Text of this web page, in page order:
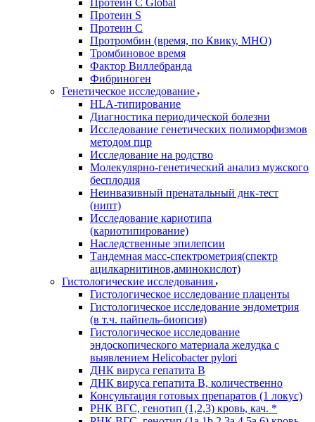
Протеин C Global
Протеин S
Протеин С
Протромбин (время, по Квику, МНО)
Тромбиновое время
Фактор Виллебранда
Фибриноген
Генетическое исследование
HLA-типирование
Диагностика периодической болезни
Исследование генетических полиморфизмов
методом пцр
Исследование на родство
Молекулярно-генетический анализ мужского
бесплодия
Неинвазивный пренатальный днк-тест
(нипт)
Исследование кариотипа
(кариотипирование)
Наследственные эпилепсии
Тандемная масс-спектрометрия(спектр
ацилкарнитинов,аминокислот)
Гистологические исследования
Гистологическое исследование плаценты
Гистологическое исследование эндометрия
(в т.ч. пайпель-биопсия)
Гистологическое исследование
эндоскопического материала желудка с
выявлением Helicobacter pylori
ДНК вируса гепатита B
ДНК вируса гепатита B, количественно
Консультация готовых препаратов (1 локус)
РНК ВГC, генотип (1,2,3) кровь, кач. *